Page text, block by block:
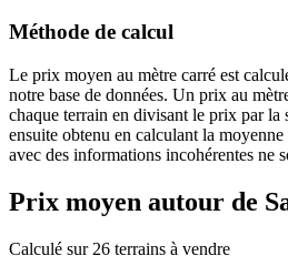
Méthode de calcul
Le prix moyen au mètre carré est
notre base de données. Un prix au
chaque terrain en divisant le prix par la
ensuite obtenu en calculant la
avec des informations incohérentes ne
Prix moyen autour de
Calculé sur 26 terrains à vendre